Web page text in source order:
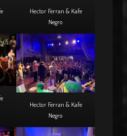
Hector Ferran & Kafe
Negro
Hector Ferran & Kafe
Negro